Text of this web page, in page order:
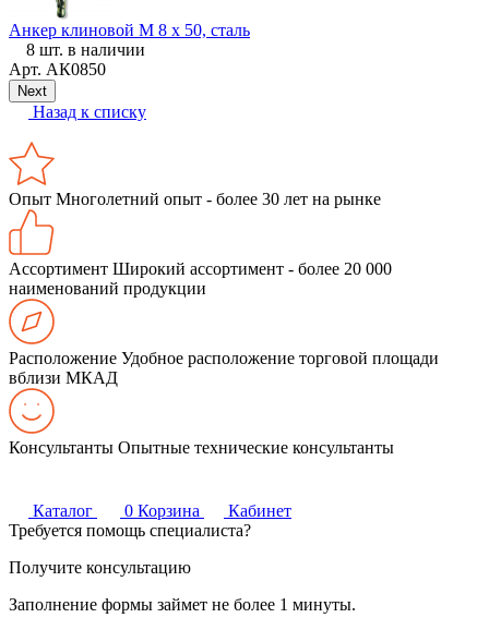
Анкер клиновой М 8 х 50, сталь
8 шт. в наличии
Арт. АК0850
Next
Назад к списку
Опыт Многолетний опыт - более 30 лет на рынке
Ассортимент Широкий ассортимент - более 20 000
наименований продукции
Расположение Удобное расположение торговой площади
вблизи МКАД
Консультанты Опытные технические консультанты
Каталог 0 Корзина
Кабинет
Требуется помощь специалиста?
Получите консультацию
Заполнение формы займет не более 1 минуты.